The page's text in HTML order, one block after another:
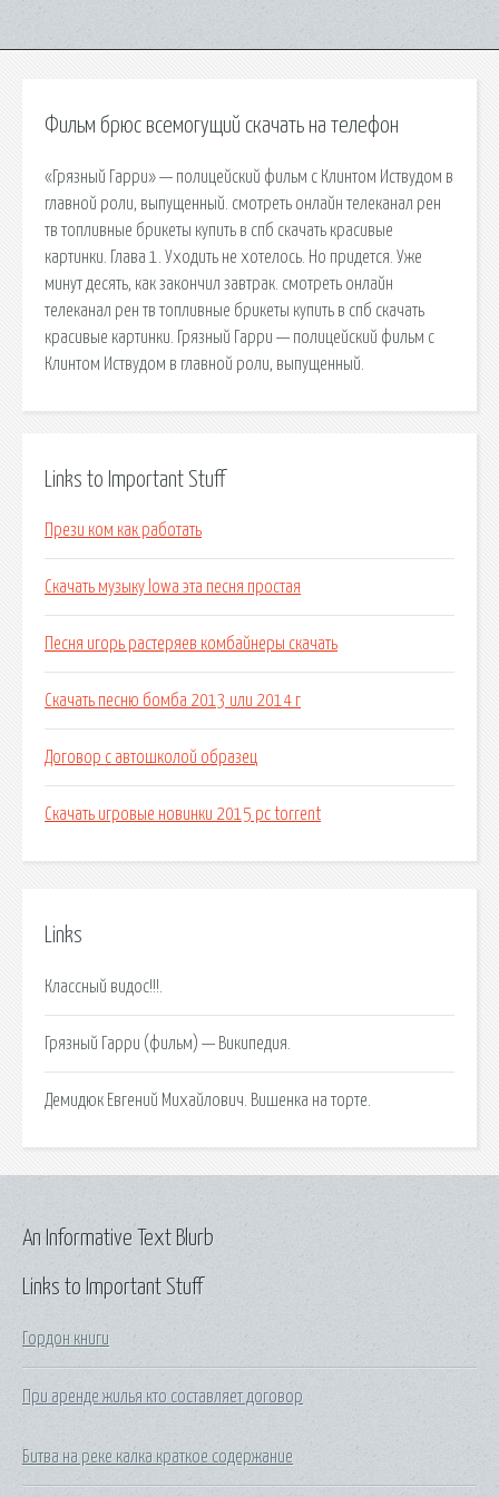
Фильм брюс всемогущий скачать на телефон
«Грязный Гарри» — полицейский фильм с Клинтом Иствудом в
главной роли, выпущенный. смотреть онлайн телеканал рен
тв топливные брикеты купить в спб скачать красивые
картинки. Глава 1. Уходить не хотелось. Но придется. Уже
минут десять, как закончил завтрак. смотреть онлайн
телеканал рен тв топливные брикеты купить в спб скачать
красивые картинки. Грязный Гарри — полицейский фильм с
Клинтом Иствудом в главной роли, выпущенный.
Links to Important Stuff
Прези ком как работать
Скачать музыку lowa эта песня простая
Песня игорь растеряев комбайнеры скачать
Скачать песню бомба 2013 или 2014 г
Договор с автошколой образец
Скачать игровые новинки 2015 pc torrent
Links
Классный видос!!!.
Грязный Гарри (фильм) — Википедия.
Демидюк Евгений Михайлович. Вишенка на торте.
Links to Important Stuff
Гордон книги
При аренде жилья кто составляет договор
Битва на реке калка краткое содержание
An Informative Text Blurb